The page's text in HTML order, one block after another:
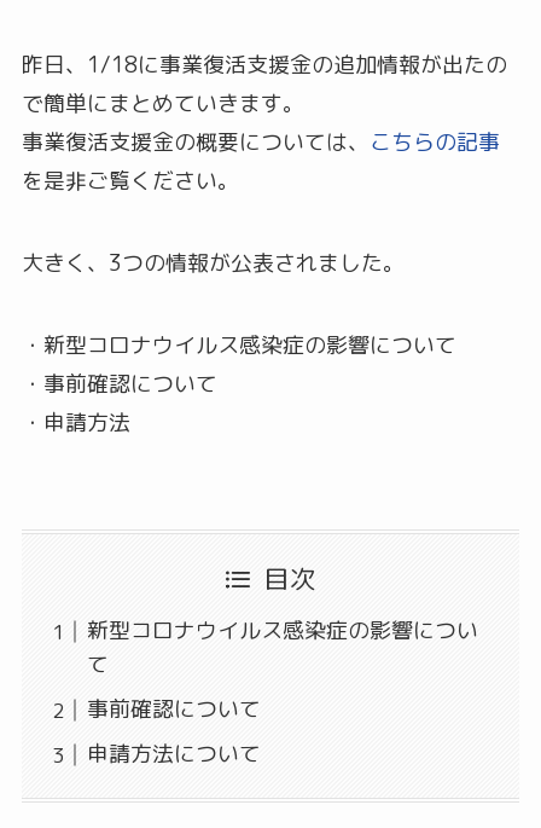
昨日、1/18に事業復活支援金の追加情報が出たの
で簡単にまとめていきます。
事業復活支援金の概要については、 こちらの記事
を是非ご覧ください。
大きく、3つの情報が公表されました。
・新型コロナウイルス感染症の影響について
・事前確認について
・申請方法
目次
新型コロナウイルス感染症の影響につい
て
事前確認について
申請方法について